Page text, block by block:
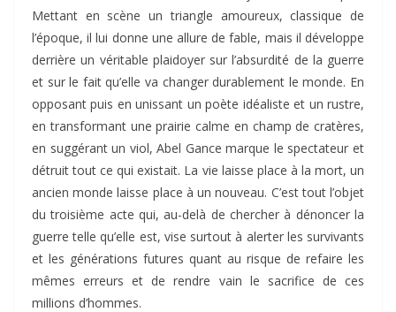
Mettant en scène un triangle amoureux, classique de
l’époque, il lui donne une allure de fable, mais il développe
derrière un véritable plaidoyer sur l’absurdité de la guerre
et sur le fait qu’elle va changer durablement le monde. En
opposant puis en unissant un poète idéaliste et un rustre,
en transformant une prairie calme en champ de cratères,
en suggérant un viol, Abel Gance marque le spectateur et
détruit tout ce qui existait. La vie laisse place à la mort, un
ancien monde laisse place à un nouveau. C’est tout l’objet
du troisième acte qui, au-delà de chercher à dénoncer la
guerre telle qu’elle est, vise surtout à alerter les survivants
et les générations futures quant au risque de refaire les
mêmes erreurs et de rendre vain le sacrifice de ces
millions d’hommes.